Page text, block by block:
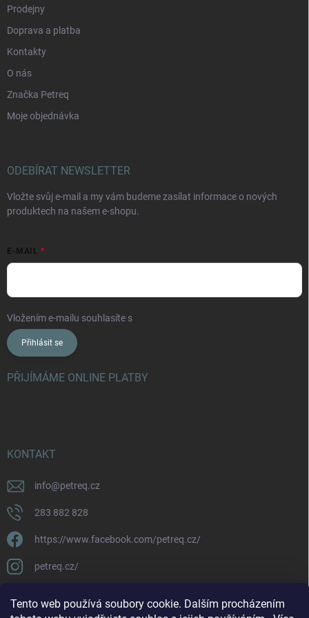
Tento web používá soubory cookie. Dalším procházením
Prodejny
Doprava a platba
Kontakty
O nás
Značka Petreq
Moje objednávka
ODEBÍRAT NEWSLETTER
Vložte svůj e-mail a my vám budeme zasílat informace o nových
produktech na našem e-shopu.
E-MAIL
Vložením e-mailu souhlasíte s
Přihlásit se
PŘIJÍMÁME ONLINE PLATBY
KONTAKT
info@petreq.cz
283 882 828
https://www.facebook.com/petreq.cz/
petreq.cz/